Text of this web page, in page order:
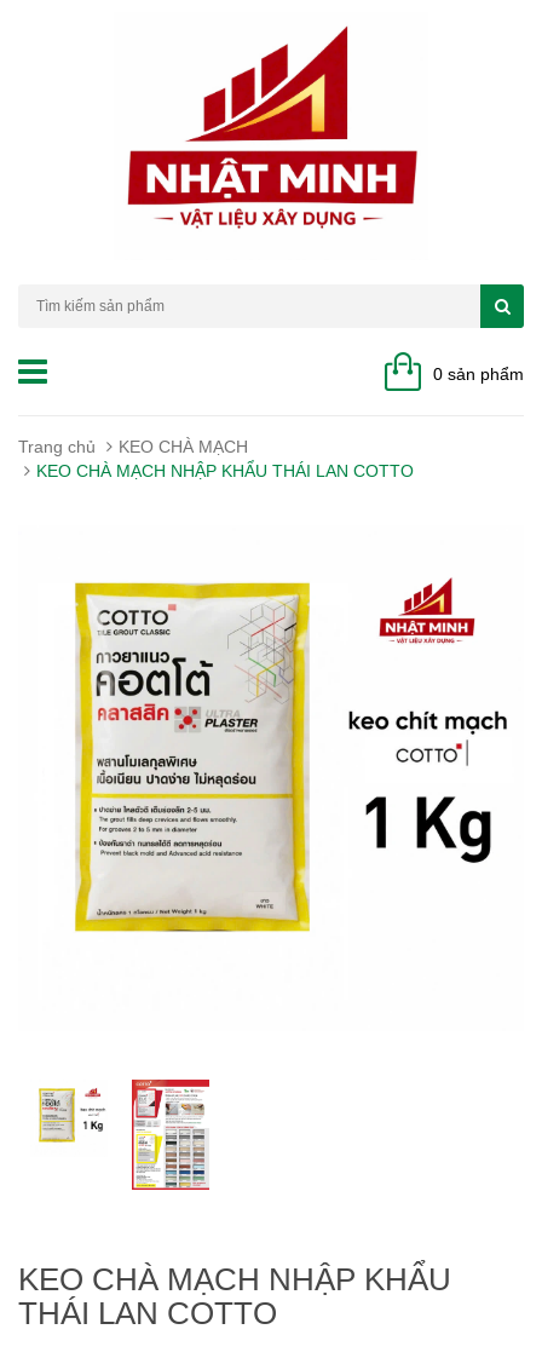
0 sản phẩm
Trang chủ
KEO CHÀ MẠCH
KEO CHÀ MẠCH NHẬP KHẨU THÁI LAN COTTO
KEO CHÀ MẠCH NHẬP KHẨU
THÁI LAN COTTO